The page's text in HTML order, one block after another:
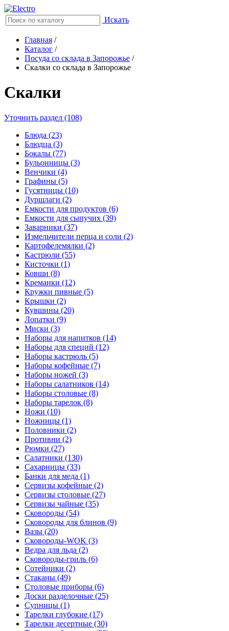
Искать
Главная /
Каталог /
Посуда со склада в Запорожье /
Скалки со склада в Запорожье
Скалки
Уточнить раздел (108)
Блюда (23)
Блюдца (3)
Бокалы (77)
Бульонницы (3)
Венчики (4)
Графины (5)
Гусятницы (10)
Дуршлаги (2)
Емкости для продуктов (6)
Емкости для сыпучих (39)
Заварники (37)
Измельчители перца и соли (2)
Картофелемялки (2)
Кастрюли (55)
Кисточки (1)
Ковши (8)
Креманки (12)
Кружки пивные (5)
Крышки (2)
Кувшины (20)
Лопатки (9)
Миски (3)
Наборы для напитков (14)
Наборы для специй (12)
Наборы кастрюль (5)
Наборы кофейные (7)
Наборы ножей (3)
Наборы салатников (14)
Наборы столовые (8)
Наборы тарелок (8)
Ножи (10)
Ножницы (1)
Половники (2)
Противни (2)
Рюмки (27)
Салатники (130)
Сахарницы (33)
Банки для меда (1)
Сервизы кофейные (2)
Сервизы столовые (27)
Сервизы чайные (35)
Сковороды (54)
Сковороды для блинов (9)
Вазы (20)
Сковороды-WOK (3)
Ведра для льда (2)
Сковороды-гриль (6)
Сотейники (2)
Стаканы (49)
Столовые приборы (6)
Доски разделочные (25)
Супницы (1)
Тарелки глубокие (17)
Тарелки десертные (30)